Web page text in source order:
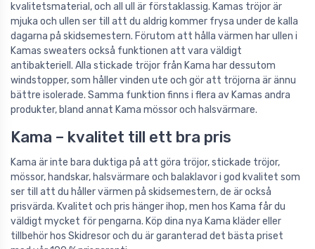
kvalitetsmaterial, och all ull är förstaklassig. Kamas tröjor är
mjuka och ullen ser till att du aldrig kommer frysa under de kalla
dagarna på skidsemestern. Förutom att hålla värmen har ullen i
Kamas sweaters också funktionen att vara väldigt
antibakteriell. Alla stickade tröjor från Kama har dessutom
windstopper, som håller vinden ute och gör att tröjorna är ännu
bättre isolerade. Samma funktion finns i flera av Kamas andra
produkter, bland annat Kama mössor och halsvärmare.
Kama – kvalitet till ett bra pris
Kama är inte bara duktiga på att göra tröjor, stickade tröjor,
mössor, handskar, halsvärmare och balaklavor i god kvalitet som
ser till att du håller värmen på skidsemestern, de är också
prisvärda. Kvalitet och pris hänger ihop, men hos Kama får du
väldigt mycket för pengarna. Köp dina nya Kama kläder eller
tillbehör hos Skidresor och du är garanterad det bästa priset